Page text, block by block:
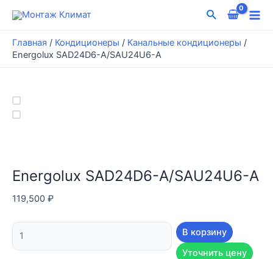
Поиск
Главная / Кондиционеры / Канальные кондиционеры /
Energolux SAD24D6-A/SAU24U6-A
Energolux SAD24D6-A/SAU24U6-A
119,500 ₽
Количество
товара
В корзину
Уточнить цену